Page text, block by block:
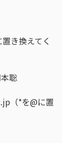
き換えてく
聡
（*を@に置